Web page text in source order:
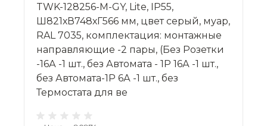
TWK-128256-M-GY, Lite, IP55,
Ш821хВ748хГ566 мм, цвет серый, муар,
RAL 7035, комплектация: монтажные
направляющие -2 пары, (Без Розетки
-16А -1 шт., без Автомата - 1P 16А -1 шт.,
без Автомата-1P 6А -1 шт., без
Термостата для ве